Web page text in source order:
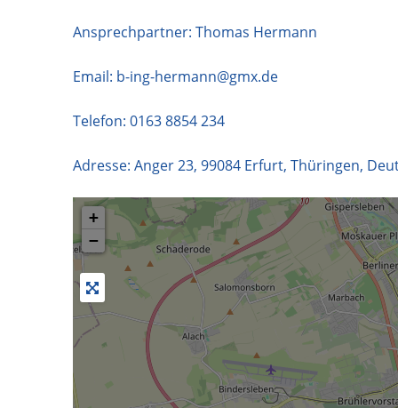
Ansprechpartner: Thomas Hermann
Email: b-ing-hermann@gmx.de
Telefon: 0163 8854 234
Adresse: Anger 23, 99084 Erfurt, Thüringen,
+
−